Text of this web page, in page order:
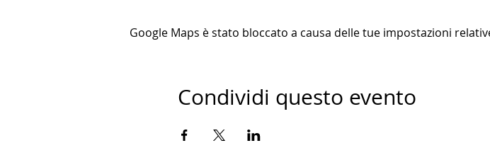
Google Maps è stato bloccato a causa delle tue impostazioni
Condividi questo evento